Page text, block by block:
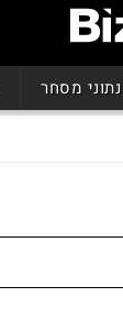
נתוני מסחר